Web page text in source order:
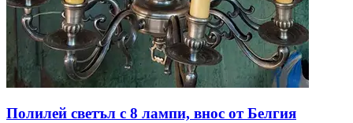
Полилей светъл с 8 лампи, внос от Белгия